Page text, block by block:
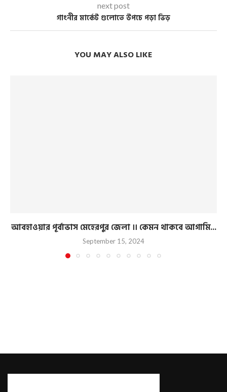
next post
গাংনীর মার্কেট গুলোতে উপচে পড়া ভিড়
YOU MAY ALSO LIKE
আবহাওয়ার পূর্বাভাস মেহেরপুর জেলা ।। কেমন থাকবে আগামি...
September 15, 2024